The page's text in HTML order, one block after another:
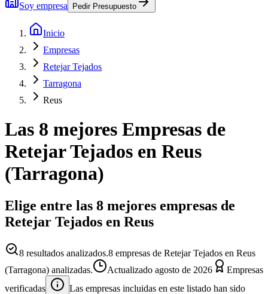
Soy empresa Pedir Presupuesto
Inicio
Empresas
Retejar Tejados
Tarragona
Reus
Las 8 mejores Empresas de
Retejar Tejados en Reus
(Tarragona)
Elige entre las 8 mejores empresas de
Retejar Tejados en Reus
8 resultados analizados.8 empresas de Retejar Tejados en Reus
(Tarragona) analizadas.
Actualizado agosto de 2026
Empresas
verificadas
Las empresas incluidas en este listado han sido